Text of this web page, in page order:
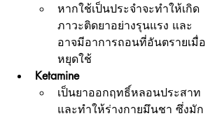
หากใช้เป็นประจำจะทำให้เกิด
ภาวะติดยาอย่างรุนแรง และ
อาจมีอาการถอนที่อันตรายเมื่อ
หยุดใช้
Ketamine
เป็นยาออกฤทธิ์หลอนประสาท
และทำให้ร่างกายมึนชา ซึ่งมัก